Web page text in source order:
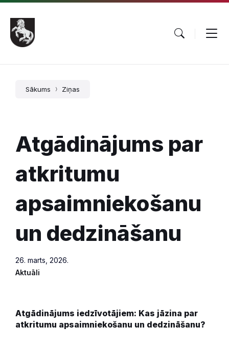
Pāriet
saturu
Skip
main
navigation
Skip
footer
Sākums Ziņas
Atgādinājums par
atkritumu
apsaimniekošanu
un dedzināšanu
26. marts, 2026.
Aktuāli
Atgādinājums iedzīvotājiem: Kas jāzina par
atkritumu apsaimniekošanu un dedzināšanu?